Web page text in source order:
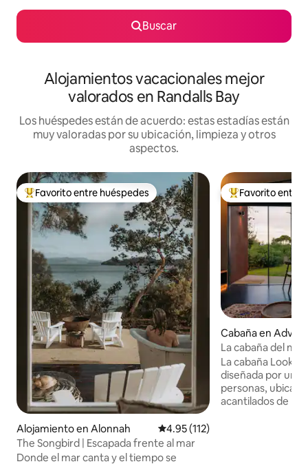
Buscar
Alojamientos vacacionales mejor
valorados en Randalls Bay
Los huéspedes están de acuerdo: estas estadías están
muy valoradas por su ubicación, limpieza y otros
aspectos.
Favorito entre huéspedes preferido
Favorito entre huéspedes
Alojamiento en Alonnah Calificación promedio: 4.95 de
4.95 (112)
The Songbird | Escapada frente al mar
Donde el mar canta y el tiempo se
Favorito entre
Favorito entre
Cabaña en
La cabaña del
La cabaña
diseñada por un
personas,
acantilados de la